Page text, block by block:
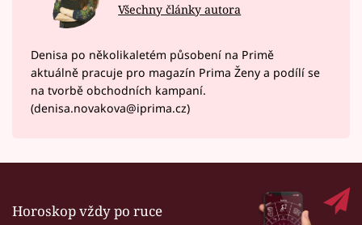
Všechny články autora
Denisa po několikaletém působení na Primě
aktuálně pracuje pro magazín Prima Ženy a podílí se
na tvorbě obchodních kampaní.
(denisa.novakova@iprima.cz)
Horoskop vždy po ruce